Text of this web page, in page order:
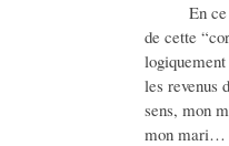
En ce qui
de cette
les revenus
sens, mon
mon mari…